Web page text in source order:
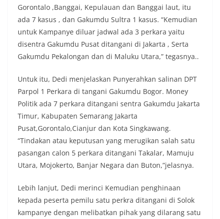
Gorontalo ,Banggai, Kepulauan dan Banggai laut, itu
ada 7 kasus , dan Gakumdu Sultra 1 kasus. “Kemudian
untuk Kampanye diluar jadwal ada 3 perkara yaitu
disentra Gakumdu Pusat ditangani di Jakarta , Serta
Gakumdu Pekalongan dan di Maluku Utara,” tegasnya..
Untuk itu, Dedi menjelaskan Punyerahkan salinan DPT
Parpol 1 Perkara di tangani Gakumdu Bogor. Money
Politik ada 7 perkara ditangani sentra Gakumdu Jakarta
Timur, Kabupaten Semarang Jakarta
Pusat,Gorontalo,Cianjur dan Kota Singkawang.
“Tindakan atau keputusan yang merugikan salah satu
pasangan calon 5 perkara ditangani Takalar, Mamuju
Utara, Mojokerto, Banjar Negara dan Buton,”jelasnya.
Lebih lanjut, Dedi merinci Kemudian penghinaan
kepada peserta pemilu satu perkra ditangani di Solok
kampanye dengan melibatkan pihak yang dilarang satu